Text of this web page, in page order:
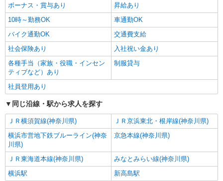
ボーナス・賞与あり
昇給あり
10時～勤務OK
車通勤OK
バイク通勤OK
交通費支給
社会保険あり
入社祝い金あり
各種手当（家族・役職・インセン
ティブなど）あり
制服貸与
社員登用あり
同じ沿線・駅から求人を探す
ＪＲ横須賀線(神奈川県)
ＪＲ京浜東北・根岸線(神奈川県)
横浜市営地下鉄ブルーライン(神奈
川県)
京急本線(神奈川県)
ＪＲ東海道本線(神奈川県)
みなとみらい線(神奈川県)
横浜駅
新高島駅